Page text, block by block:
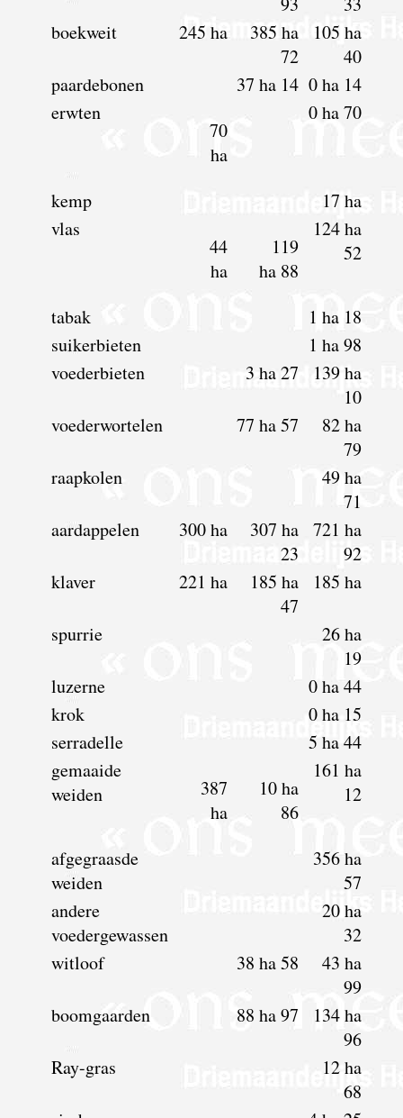
boekweit
245 ha
385 ha
72
105 ha
40
paardebonen
37 ha 14 0 ha 14
erwten
70
ha
0 ha 70
kemp
17 ha
vlas
44
ha
119
ha 88
124 ha
52
tabak
1 ha 18
suikerbieten
1 ha 98
voederbieten
3 ha 27
139 ha
10
voederwortelen
77 ha 57
82 ha
79
raapkolen
49 ha
71
aardappelen
300 ha
307 ha
23
721 ha
92
klaver
221 ha
185 ha
47
185 ha
spurrie
26 ha
19
luzerne
0 ha 44
krok
0 ha 15
serradelle
5 ha 44
gemaaide
weiden
387
ha
10 ha
86
161 ha
12
afgegraasde
weiden
356 ha
57
andere
voedergewassen
20 ha
32
witloof
38 ha 58
43 ha
99
boomgaarden
88 ha 97
134 ha
96
Ray-gras
12 ha
68